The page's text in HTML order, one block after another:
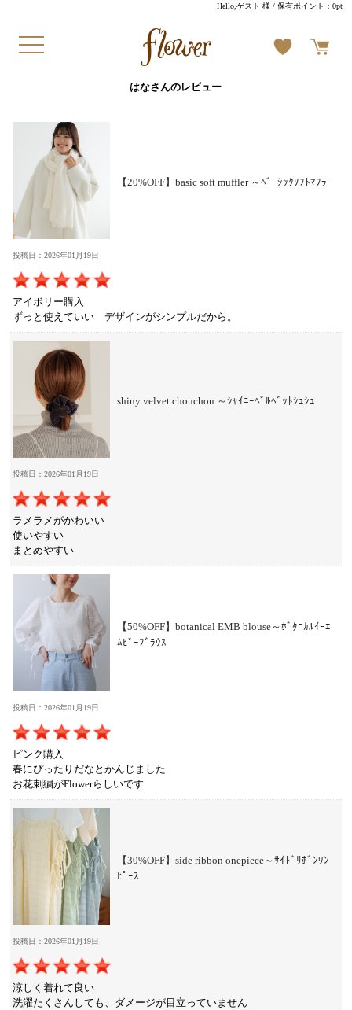
Hello,ゲスト 様 / 保有ポイント：0pt
はなさんのレビュー
【20%OFF】basic soft muffler ～ﾍﾞｰｼｯｸｿﾌﾄﾏﾌﾗｰ
投稿日：2026年01月19日
アイボリー購入
ずっと使えていい デザインがシンプルだから。
shiny velvet chouchou ～ｼｬｲﾆｰﾍﾞﾙﾍﾞｯﾄｼｭｼｭ
投稿日：2026年01月19日
ラメラメがかわいい
使いやすい
まとめやすい
【50%OFF】botanical EMB blouse～ﾎﾞﾀﾆｶﾙｲｰｴ
ﾑﾋﾞｰﾌﾞﾗｳｽ
投稿日：2026年01月19日
ピンク購入
春にぴったりだなとかんじました
お花刺繍がFlowerらしいです
【30%OFF】side ribbon onepiece～ｻｲﾄﾞﾘﾎﾞﾝﾜﾝ
ﾋﾟｰｽ
投稿日：2026年01月19日
涼しく着れて良い
洗濯たくさんしても、ダメージが目立っていません